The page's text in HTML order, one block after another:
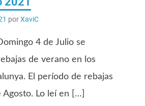
porXaviC
4 de Julio se
de verano en los
El período de rebajas
Lo leí en […]